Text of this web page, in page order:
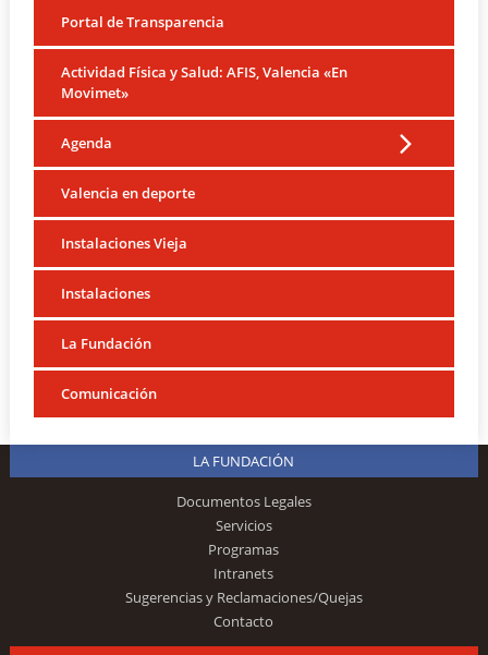
Portal de Transparencia
Actividad Física y Salud: AFIS, Valencia «En
Movimet»
Agenda
Valencia en deporte
Instalaciones Vieja
Instalaciones
La Fundación
Comunicación
LA FUNDACIÓN
Documentos Legales
Servicios
Programas
Intranets
Sugerencias y Reclamaciones/Quejas
Contacto